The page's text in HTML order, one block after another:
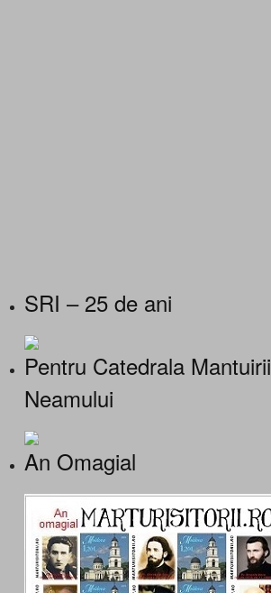
SRI – 25 de ani
Pentru Catedrala Mantuirii
Neamului
An Omagial